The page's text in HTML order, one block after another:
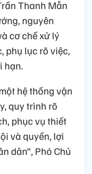
Thanh Mẫn
nguyên
cơ chế xử lý
phụ lục rõ việc,
hạn.
hệ thống vận
quy trình rõ
phục vụ thiết
và quyền, lợi
dân”, Phó Chủ